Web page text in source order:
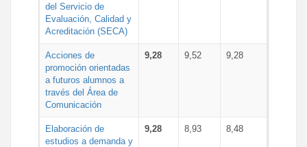
del Servicio de
Evaluación, Calidad y
Acreditación (SECA)
Acciones de
promoción orientadas
a futuros alumnos a
través del Área de
Comunicación
9,28 9,52 9,28
Elaboración de
estudios a demanda y
9,28 8,93 8,48